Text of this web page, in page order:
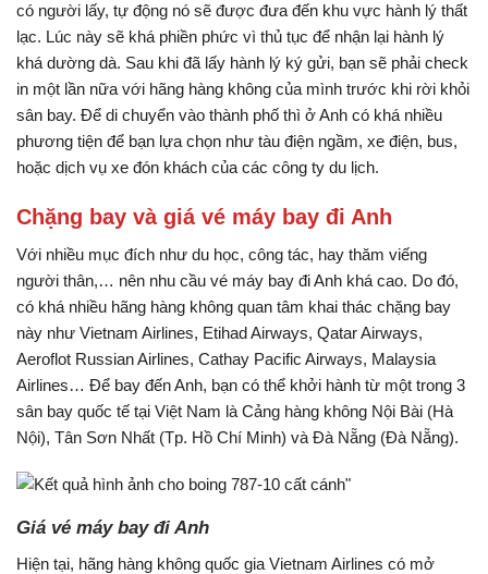
có người lấy, tự động nó sẽ được đưa đến khu vực hành lý thất
lạc. Lúc này sẽ khá phiền phức vì thủ tục để nhận lại hành lý
khá dường dà. Sau khi đã lấy hành lý ký gửi, bạn sẽ phải check
in một lần nữa với hãng hàng không của mình trước khi rời khỏi
sân bay. Để di chuyển vào thành phố thì ở Anh có khá nhiều
phương tiện để bạn lựa chọn như tàu điện ngầm, xe điện, bus,
hoặc dịch vụ xe đón khách của các công ty du lịch.
Chặng bay và giá vé máy bay đi Anh
Với nhiều mục đích như du học, công tác, hay thăm viếng
người thân,… nên nhu cầu vé máy bay đi Anh khá cao. Do đó,
có khá nhiều hãng hàng không quan tâm khai thác chặng bay
này như Vietnam Airlines, Etihad Airways, Qatar Airways,
Aeroflot Russian Airlines, Cathay Pacific Airways, Malaysia
Airlines… Để bay đến Anh, bạn có thể khởi hành từ một trong 3
sân bay quốc tế tại Việt Nam là Cảng hàng không Nội Bài (Hà
Nội), Tân Sơn Nhất (Tp. Hồ Chí Minh) và Đà Nẵng (Đà Nẵng).
Giá vé máy bay đi Anh
Hiện tại, hãng hàng không quốc gia Vietnam Airlines có mở